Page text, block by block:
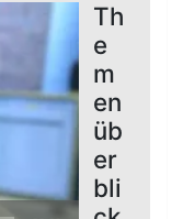
Th
e
m
en
üb
er
bli